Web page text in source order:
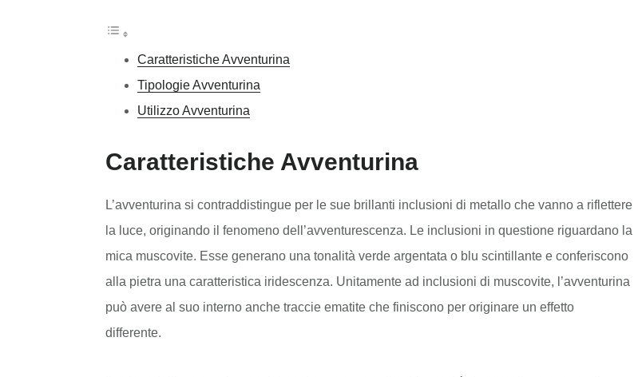
Caratteristiche Avventurina
Tipologie Avventurina
Utilizzo Avventurina
Caratteristiche Avventurina
L’avventurina si contraddistingue per le sue brillanti inclusioni di metallo che vanno a riflettere
la luce, originando il fenomeno dell’avventurescenza. Le inclusioni in questione riguardano la
mica muscovite. Esse generano una tonalità verde argentata o blu scintillante e conferiscono
alla pietra una caratteristica iridescenza. Unitamente ad inclusioni di muscovite, l’avventurina
può avere al suo interno anche traccie ematite che finiscono per originare un effetto
differente.